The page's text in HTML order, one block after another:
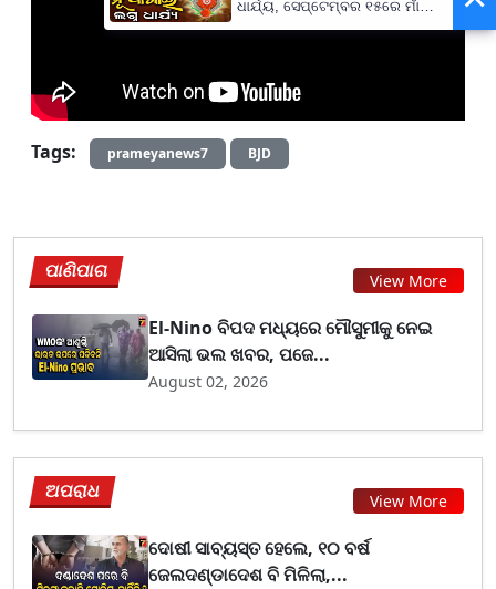
Tags: prameyanews7 BJD
ପାଣିପାଗ View More
El-Nino ବିପଦ ମଧ୍ୟରେ ମୌସୁମୀକୁ ନେଇ
ଆସିଲା ଭଲ ଖବର, ପଜେ...
August 02, 2026
ଅପରାଧ View More
ଦୋଷୀ ସାବ୍ୟସ୍ତ ହେଲେ, ୧୦ ବର୍ଷ
ଜେଲଦଣ୍ଡାଦେଶ ବି ମିଳିଲା,...
ଧାର୍ଯ୍ୟ, ସେପ୍ଟେମ୍ବର ୧୫ରେ ମାଁ
ପାଟଣେଶ୍ୱରୀଙ୍କ ନିକଟରେ ଲାଗି